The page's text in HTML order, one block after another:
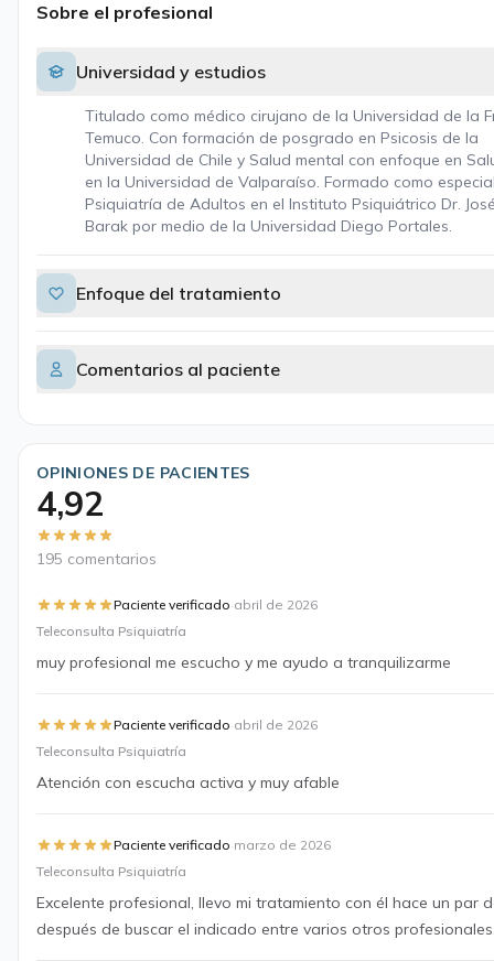
Sobre el profesional
Universidad y estudios
Titulado como médico cirujano de la Universidad de la
Temuco. Con formación de posgrado en Psicosis de la
Universidad de Chile y Salud mental con enfoque en
en la Universidad de Valparaíso. Formado como
Psiquiatría de Adultos en el Instituto Psiquiátrico Dr.
Barak por medio de la Universidad Diego Portales.
Enfoque del tratamiento
Comentarios al paciente
OPINIONES DE PACIENTES
4,92
195 comentarios
Paciente verificado·abril de 2026
Teleconsulta Psiquiatría
muy profesional me escucho y me ayudo a tranquilizarme
Paciente verificado·abril de 2026
Teleconsulta Psiquiatría
Atención con escucha activa y muy afable
Paciente verificado·marzo de 2026
Teleconsulta Psiquiatría
Excelente profesional, llevo mi tratamiento con él hace un par
después de buscar el indicado entre varios otros